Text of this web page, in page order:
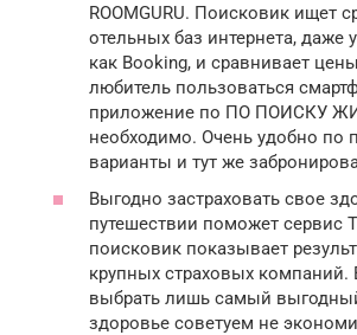
ROOMGURU. Поисковик ищет
отельных баз интернета, даже
как Booking, и сравнивает
любитель пользоваться
приложение по ПО ПОИСКУ
необходимо. Очень удобно по
варианты и тут же
Выгодно застраховать свое
путешествии поможет сервис
поисковик показывает
крупных страховых компаний.
выбрать лишь самый
здоровье советуем не